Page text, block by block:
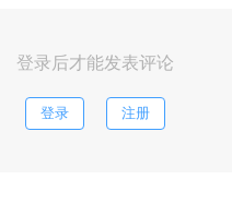
登录后才能发表评论
登录 注册